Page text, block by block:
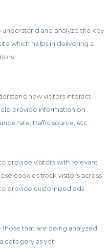
and analyze the key
which helps in delivering a
how visitors interact
provide information on
rate, traffic source, etc.
provide visitors with relevant
cookies track visitors across
provide customized ads.
that are being analyzed
category as yet.